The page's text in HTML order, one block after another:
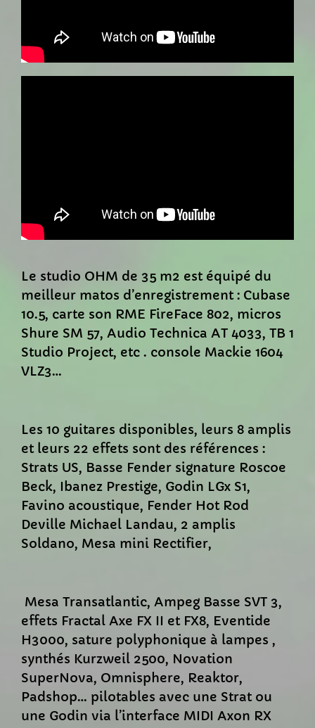
Le studio OHM de 35 m2 est équipé du
meilleur matos d’enregistrement : Cubase
10.5, carte son RME FireFace 802, micros
Shure SM 57, Audio Technica AT 4033, TB 1
Studio Project, etc . console Mackie 1604
VLZ3…
Les 10 guitares disponibles, leurs 8 amplis
et leurs 22 effets sont des références :
Strats US, Basse Fender signature Roscoe
Beck, Ibanez Prestige, Godin LGx S1,
Favino acoustique, Fender Hot Rod
Deville Michael Landau, 2 amplis
Soldano, Mesa mini Rectifier,
Mesa Transatlantic, Ampeg Basse SVT 3,
effets Fractal Axe FX II et FX8, Eventide
H3000, sature polyphonique à lampes ,
synthés Kurzweil 2500, Novation
SuperNova, Omnisphere, Reaktor,
Padshop… pilotables avec une Strat ou
une Godin via l’interface MIDI Axon RX